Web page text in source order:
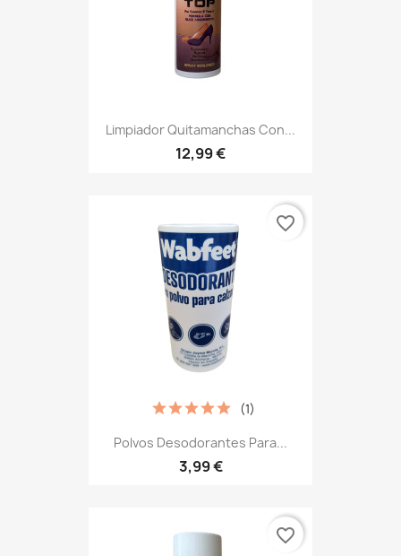
Limpiador Quitamanchas Con...
12,99 €
Polvos Desodorantes Para...
3,99 €
(1)
favorite_border
favorite_border